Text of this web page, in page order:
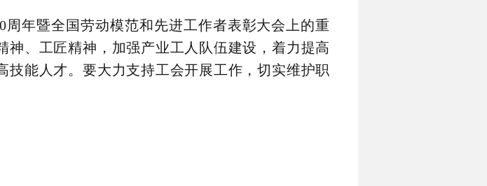
年暨全国劳动模范和先进工作者表彰大会上的重
、工匠精神，加强产业工人队伍建设，着力提高
能人才。要大力支持工会开展工作，切实维护职